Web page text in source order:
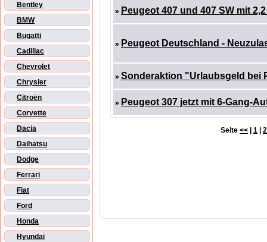
Bentley
BMW
Bugatti
Cadillac
Chevrolet
Chrysler
Citroën
Corvette
Dacia
Daihatsu
Dodge
Ferrari
Fiat
Ford
Honda
Hyundai
» Peugeot 407 und 407 SW mit
» Peugeot Deutschland -
» Sonderaktion "Urlaubsgeld bei
» Peugeot 307 jetzt mit 6-Gang-
Seite << 1 2